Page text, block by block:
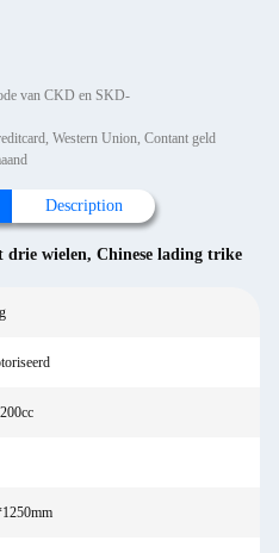
van CKD en SKD-
Western Union, Contant geld
Description
drie wielen, Chinese lading trike